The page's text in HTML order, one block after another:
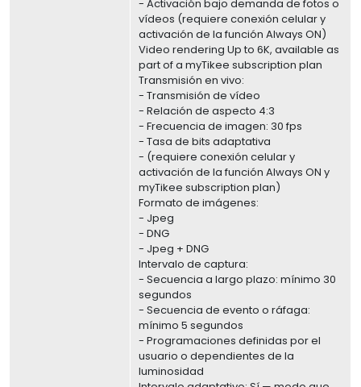
- Activación bajo demanda de fotos o
vídeos (requiere conexión celular y
activación de la función Always ON)
Video rendering Up to 6K, available as
part of a myTikee subscription plan
Transmisión en vivo:
- Transmisión de vídeo
- Relación de aspecto 4:3
- Frecuencia de imagen: 30 fps
- Tasa de bits adaptativa
- (requiere conexión celular y
activación de la función Always ON y
myTikee subscription plan)
Formato de imágenes:
- Jpeg
- DNG
- Jpeg + DNG
Intervalo de captura:
- Secuencia a largo plazo: mínimo 30
segundos
- Secuencia de evento o ráfaga:
mínimo 5 segundos
- Programaciones definidas por el
usuario o dependientes de la
luminosidad